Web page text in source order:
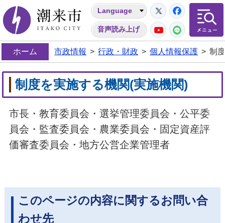
潮来市
Language
音声読み上げ
Twitter
YouTube
LINE
ホーム 市政情報 > 行政・財政 > 個人情報保護 > 制
制度を実施する機関(実施機関)
市長・教育委員会・選挙管理委員会・公平委
員会・監査委員会・農業委員会・固定資産評
価審査委員会・地方公営企業管理者
このページの内容に関するお問い合
わせ先